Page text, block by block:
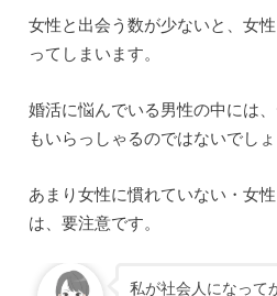
女性と出会う数が少ないと、女
ってしまいます。
婚活に悩んでいる男性の中には
もいらっしゃるのではないでしょ
あまり女性に慣れていない・女
は、要注意です。
私が社会人になって